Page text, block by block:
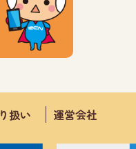
扱い 運営会社